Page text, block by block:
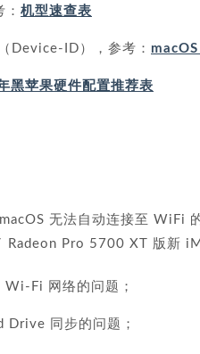
机型速查表
Device-ID），参考：
黑苹果硬件配置推荐表
无法自动连接至 WiFi
Pro 5700 XT 版新
Wi-Fi 网络的问题；
Drive 同步的问题；